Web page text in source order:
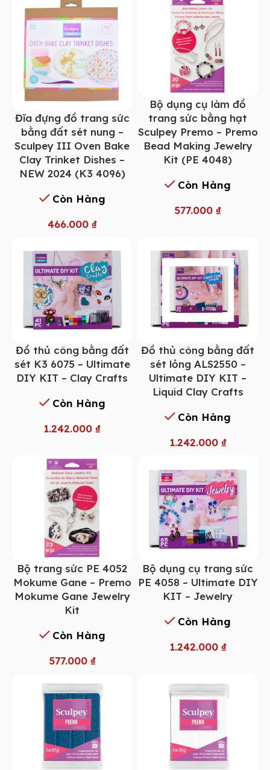
Đĩa đựng đồ trang sức
bằng đất sét nung –
Sculpey III Oven Bake
Clay Trinket Dishes –
NEW 2024 (K3 4096)
Còn Hàng
466.000 ₫
Bộ dụng cụ làm đồ
trang sức bằng hạt
Sculpey Premo – Premo
Bead Making Jewelry
Kit (PE 4048)
Còn Hàng
577.000₫
Đồ thủ công bằng đất
sét K3 6075 – Ultimate
DIY KIT – Clay Crafts
Còn Hàng
1.242.000 ₫
Đồ thủ công bằng đất
sét lỏng ALS2550 –
Ultimate DIY KIT –
Liquid Clay Crafts
Còn Hàng
1.242.000 ₫
Bộ trang sức PE 4052
Mokume Gane – Premo
Mokume Gane Jewelry
Kit
Còn Hàng
577.000 ₫
Bộ dụng cụ trang sức
PE 4058 – Ultimate DIY
KIT – Jewelry
Còn Hàng
1.242.000 ₫